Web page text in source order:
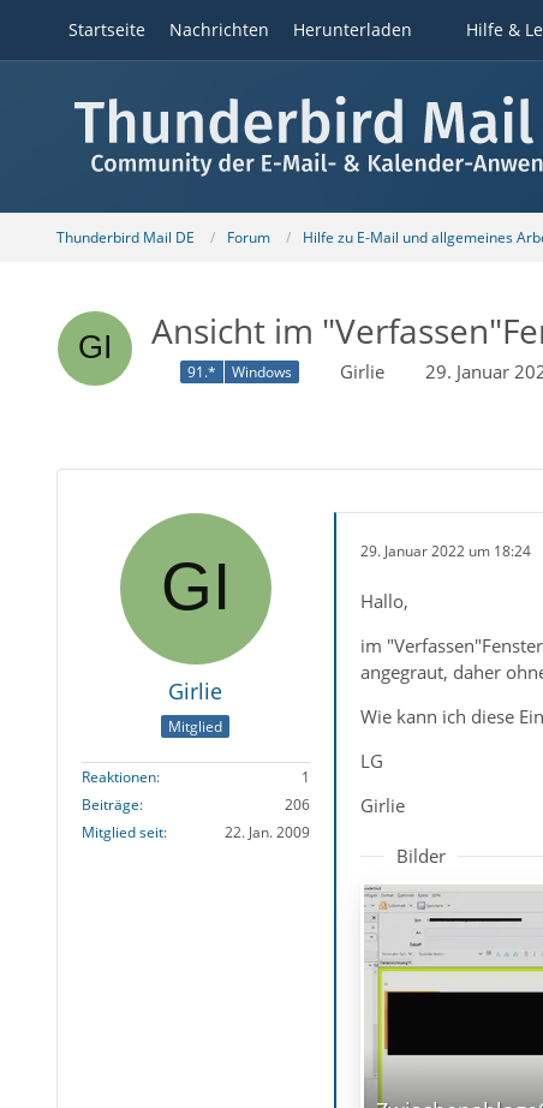
Startseite Nachrichten Herunterladen Hilfe &
Thunderbird Mail DE Forum Hilfe zu E-Mail und allgemeines
Ansicht im
91.* Windows Girlie 29. Januar
Girlie
Mitglied
Reaktionen
1
Beiträge
206
Mitglied seit
22. Jan. 2009
29. Januar 2022 um 18:24
Hallo,
im
angegraut, daher
Wie kann ich diese
LG
Girlie
Bilder